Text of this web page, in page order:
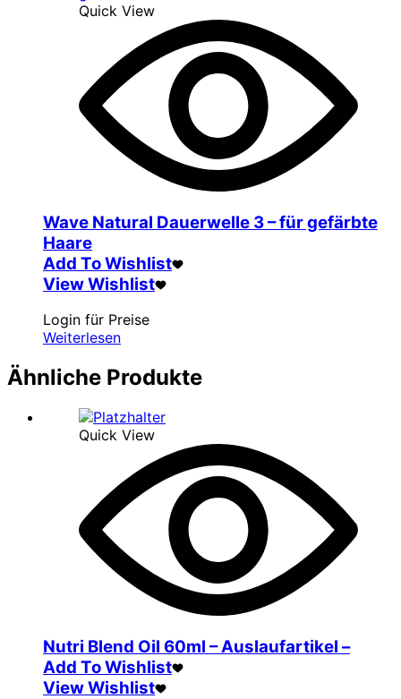
Quick View
Wave Natural Dauerwelle 3 – für gefärbte
Haare
Add To Wishlist
View Wishlist
Login für Preise
Weiterlesen
Ähnliche Produkte
Quick View
Nutri Blend Oil 60ml – Auslaufartikel –
Add To Wishlist
View Wishlist